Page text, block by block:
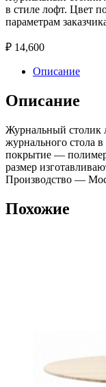
в стиле лофт. Цвет
параметрам
₽ 14,600
Описание
Описание
Журнальный столик
журнального стола
покрытие —
размер
Производство —
Похожие